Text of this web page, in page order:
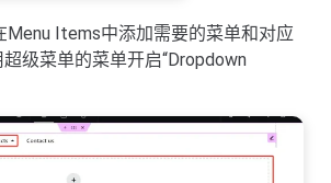
Menu Items中添加需要的菜单和对应
级菜单的菜单开启“Dropdown